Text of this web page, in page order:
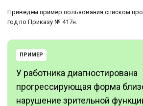
Приведём пример пользования списком
год по Приказу № 417н.
ПРИМЕР
У работника диагностирована
прогрессирующая форма
нарушение зрительной